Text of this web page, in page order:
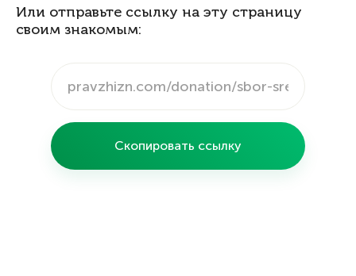
Или отправьте ссылку на эту страницу
своим знакомым:
Скопировать ссылку